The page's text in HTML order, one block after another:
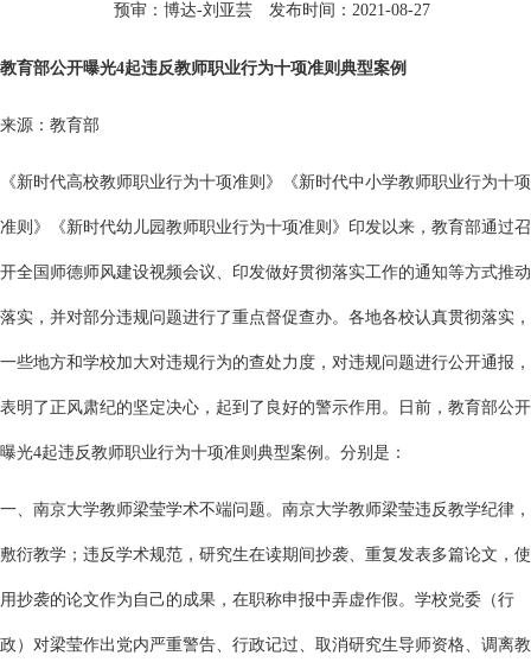
预审：博达-刘亚芸 发布时间：2021-08-27
教育部公开曝光4起违反教师职业行为十项准则典型案例
来源：教育部
《新时代高校教师职业行为十项准则》《新时代中小学教师职业行为十项
准则》《新时代幼儿园教师职业行为十项准则》印发以来，教育部通过召
开全国师德师风建设视频会议、印发做好贯彻落实工作的通知等方式推动
落实，并对部分违规问题进行了重点督促查办。各地各校认真贯彻落实，
一些地方和学校加大对违规行为的查处力度，对违规问题进行公开通报，
表明了正风肃纪的坚定决心，起到了良好的警示作用。日前，教育部公开
曝光4起违反教师职业行为十项准则典型案例。分别是：
一、南京大学教师梁莹学术不端问题。南京大学教师梁莹违反教学纪律，
敷衍教学；违反学术规范，研究生在读期间抄袭、重复发表多篇论文，使
用抄袭的论文作为自己的成果，在职称申报中弄虚作假。学校党委（行
政）对梁莹作出党内严重警告、行政记过、取消研究生导师资格、调离教